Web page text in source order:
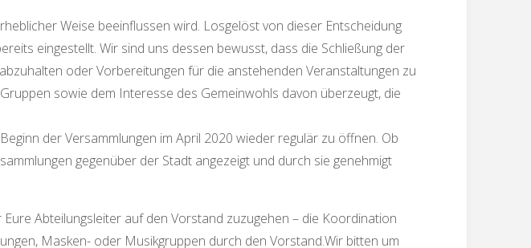
Weise beeinflussen wird. Losgelöst von dieser Entscheidung
eingestellt. Wir sind uns dessen bewusst, dass die Schließung der
oder Vorbereitungen für die anstehenden Veranstaltungen zu
sowie dem Interesse des Gemeinwohls davon überzeugt, die
der Versammlungen im April 2020 wieder regulär zu öffnen. Ob
gegenüber der Stadt angezeigt und durch sie genehmigt
Abteilungsleiter auf den Vorstand zuzugehen – die Koordination
Masken- oder Musikgruppen durch den Vorstand.Wir bitten um